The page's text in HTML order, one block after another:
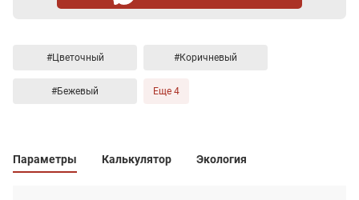
#Цветочный #Коричневый
#Бежевый Еще 4
Параметры Калькулятор Экология